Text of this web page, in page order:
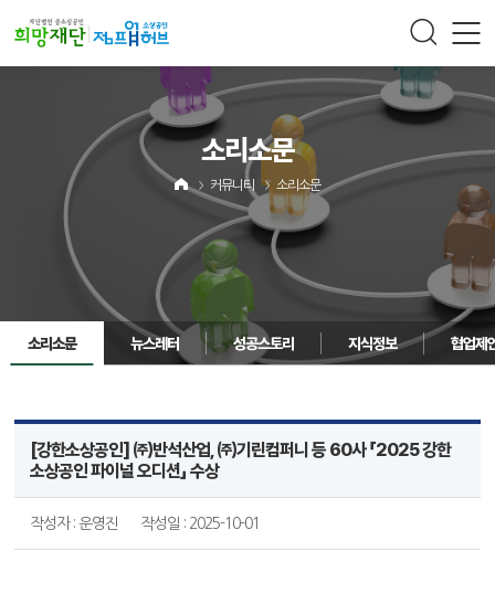
소리소문
커뮤니티 소리소문
소리소문 뉴스레터 성공스토리 지식정보 협업제
[강한소상공인] ㈜반석산업, ㈜기린컴퍼니 등 60사 「2025 강한
소상공인 파이널 오디션」 수상
작성자 : 운영진 작성일 : 2025-10-01